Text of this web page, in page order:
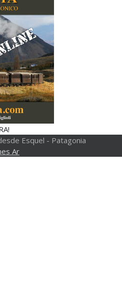
Esquel - Patagonia
Ar